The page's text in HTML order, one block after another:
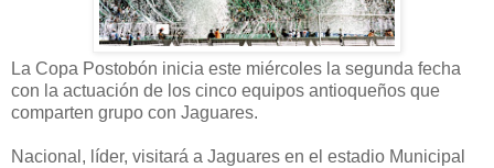
La Copa Postobón inicia este miércoles la segunda fecha
con la actuación de los cinco equipos antioqueños que
comparten grupo con Jaguares.
Nacional, líder, visitará a Jaguares en el estadio Municipal